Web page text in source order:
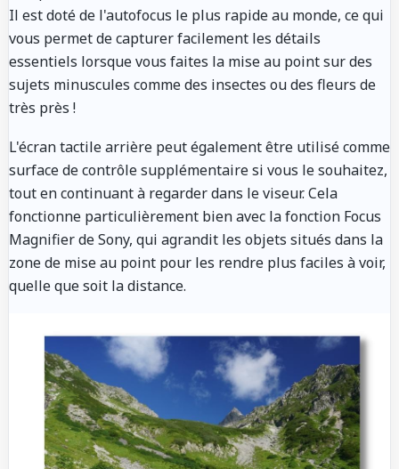
Il est doté de l'autofocus le plus rapide au monde, ce qui
vous permet de capturer facilement les détails
essentiels lorsque vous faites la mise au point sur des
sujets minuscules comme des insectes ou des fleurs de
très près !
L'écran tactile arrière peut également être utilisé comme
surface de contrôle supplémentaire si vous le souhaitez,
tout en continuant à regarder dans le viseur. Cela
fonctionne particulièrement bien avec la fonction Focus
Magnifier de Sony, qui agrandit les objets situés dans la
zone de mise au point pour les rendre plus faciles à voir,
quelle que soit la distance.